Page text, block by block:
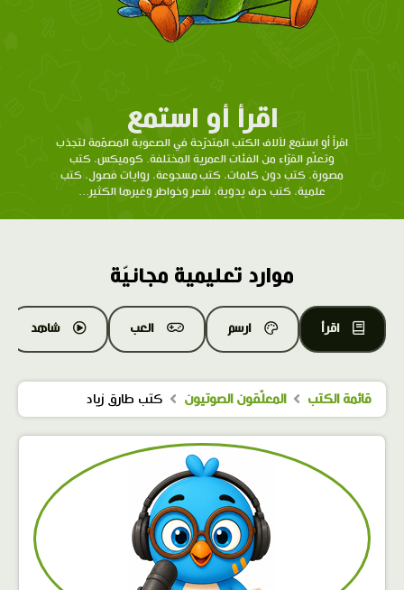
اقرأ أو استمع
اقرأ أو استمع لآلاف الكتب المتدرّحة في الصعوبة المصمّمة لتجذب
وتعلّم القرّاء من الفئات العمرية المختلفة. كوميكس، كتب
مصورة، كتب دون كلمات، كتب مسجوعة، روايات فصول، كتب
علمية، كتب حرف يدوية، شعر وخواطر وغيرها الكثير...
موارد تعليمية مجانيّة
اقرأ ارسم العب شاهد
قائمة الكتب المعلّقون الصوتيون كتب طارق زياد